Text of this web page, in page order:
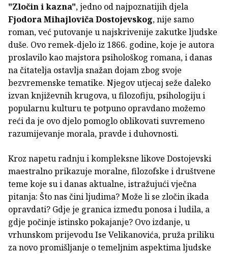
"Zločin i kazna", jedno od najpoznatijih djela
Fjodora Mihajloviča Dostojevskog, nije samo
roman, već putovanje u najskrivenije zakutke ljudske
duše. Ovo remek-djelo iz 1866. godine, koje je autora
proslavilo kao majstora psihološkog romana, i danas
na čitatelja ostavlja snažan dojam zbog svoje
bezvremenske tematike. Njegov utjecaj seže daleko
izvan književnih krugova, u filozofiju, psihologiju i
popularnu kulturu te potpuno opravdano možemo
reći da je ovo djelo pomoglo oblikovati suvremeno
razumijevanje morala, pravde i duhovnosti.
Kroz napetu radnju i kompleksne likove Dostojevski
maestralno prikazuje moralne, filozofske i društvene
teme koje su i danas aktualne, istražujući vječna
pitanja: Što nas čini ljudima? Može li se zločin ikada
opravdati? Gdje je granica između ponosa i ludila, a
gdje počinje istinsko pokajanje? Ovo izdanje, u
vrhunskom prijevodu Ise Velikanovića, pruža priliku
za novo promišljanje o temeljnim aspektima ljudske